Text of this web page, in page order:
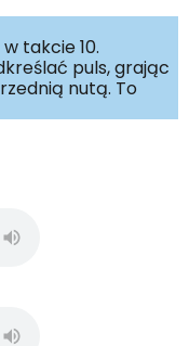
takcie 10.
puls, grając
nutą. To